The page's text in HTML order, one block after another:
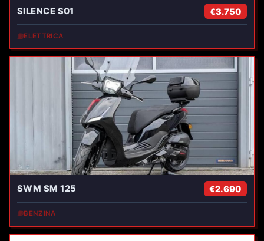
SILENCE S01 €3.750
⛽ELETTRICA
SWM SM 125 €2.690
⛽BENZINA